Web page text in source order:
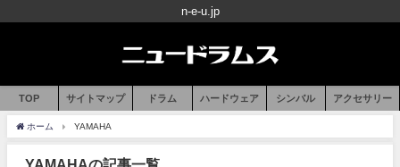
n-e-u.jp
TOP サイトマップ ドラム ハードウェア シンバル アクセサリー
ホーム YAMAHA